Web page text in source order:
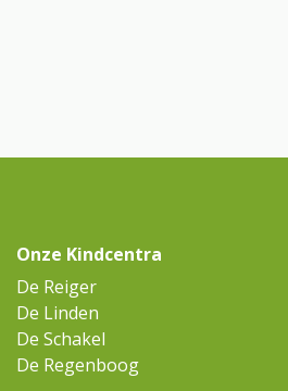
Onze Kindcentra
De Reiger
De Linden
De Schakel
De Regenboog